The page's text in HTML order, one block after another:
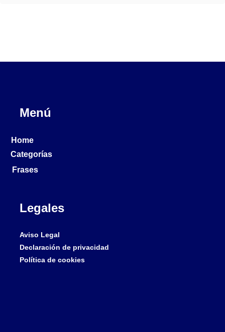
Menú
Home
Categorías
Frases
Legales
Aviso Legal
Declaración de privacidad
Política de cookies